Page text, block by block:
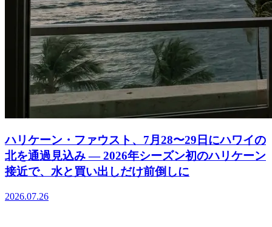
ハリケーン・ファウスト、7月28〜29日にハワイの
北を通過見込み ― 2026年シーズン初のハリケーン
接近で、水と買い出しだけ前倒しに
2026.07.26